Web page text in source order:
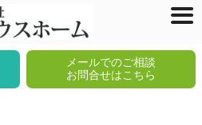
メールでのご相談
お問合せはこちら